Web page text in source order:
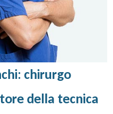
chirurgo
della tecnica